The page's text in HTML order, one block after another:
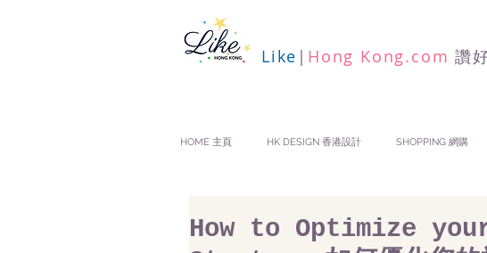
Like | Hong Kong.com 讚
HOME 主頁 HK DESIGN 香港設計 SHOPPING 網購
How to Optimize